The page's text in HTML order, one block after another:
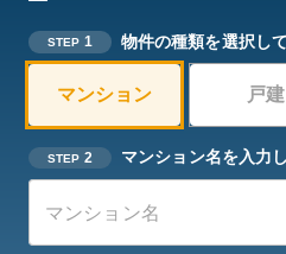
STEP 1 物件の種類を選択し
マンション 戸建
STEP 2 マンション名を入力